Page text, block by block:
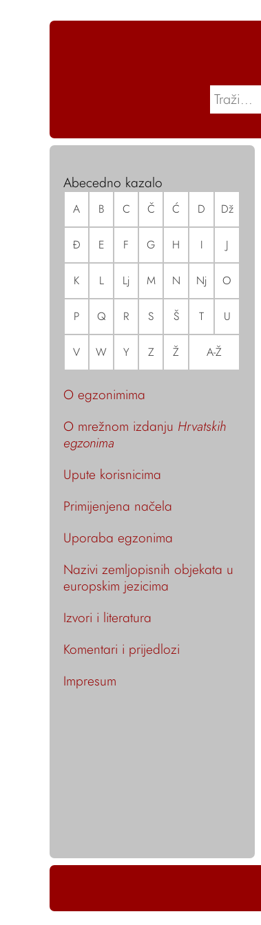
Abecedno kazalo
A B C Č Ć D Dž
Đ E F G H I J
K L Lj M N Nj O
P Q R S Š T U
V W Y Z Ž A-Ž
O egzonimima
O mrežnom izdanju Hrvatskih
egzonima
Upute korisnicima
Primijenjena načela
Uporaba egzonima
Nazivi zemljopisnih objekata u
europskim jezicima
Izvori i literatura
Komentari i prijedlozi
Impresum